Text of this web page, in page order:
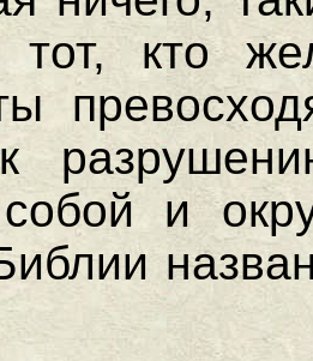
кто
и